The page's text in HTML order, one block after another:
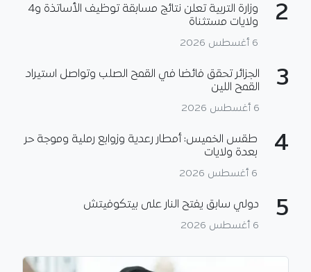
2
وزارة التربية تعلن نتائج مسابقة توظيف الأساتذة و4
ولايات مستثناة
6 أغسطس 2026
3
الجزائر تحقق فائضا في القمح الصلب وتواصل استيراد
القمح اللين
6 أغسطس 2026
4
طقس الخميس: أمطار رعدية وزوابع رملية وموجة حر
بعدة ولايات
6 أغسطس 2026
5 دولي سابق يفتح النار على بيتكوفيتش
6 أغسطس 2026